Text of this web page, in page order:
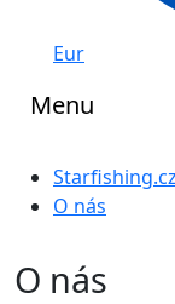
Eur
Menu
Starfishing.cz
O nás
O nás